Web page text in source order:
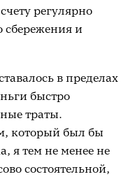
регулярно
сбережения и
в пределах
быстро
траты.
который был бы
я тем не менее не
состоятельной,